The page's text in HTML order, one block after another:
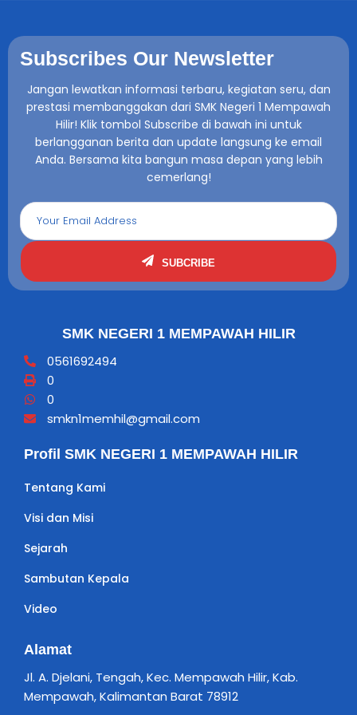
Subscribes Our Newsletter
Jangan lewatkan informasi terbaru, kegiatan seru, dan
prestasi membanggakan dari SMK Negeri 1 Mempawah
Hilir! Klik tombol Subscribe di bawah ini untuk
berlangganan berita dan update langsung ke email
Anda. Bersama kita bangun masa depan yang lebih
cemerlang!
SUBCRIBE
SMK NEGERI 1 MEMPAWAH HILIR
0561692494
0
0
smkn1memhil@gmail.com
Profil SMK NEGERI 1 MEMPAWAH HILIR
Tentang Kami
Visi dan Misi
Sejarah
Sambutan Kepala
Video
Alamat
Jl. A. Djelani, Tengah, Kec. Mempawah Hilir, Kab.
Mempawah, Kalimantan Barat 78912